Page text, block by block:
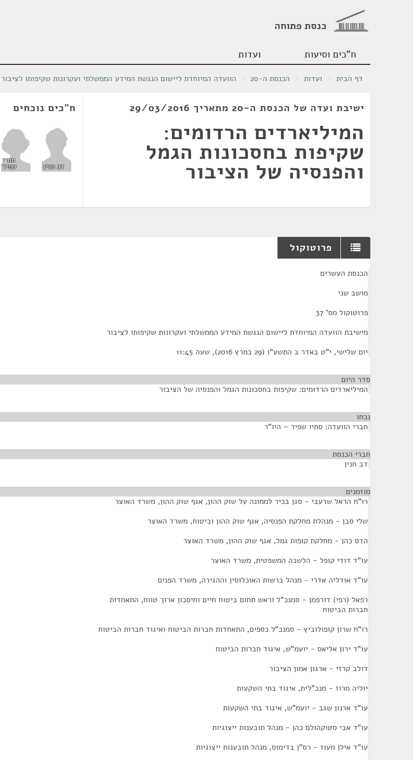
כנסת פתוחה
ח"כים וסיעות ועדות
דף הבית / ועדות / הכנסת ה-20 / הוועדה המיוחדת ליישום הנגשת המידע הממשלתי ועקרונות שקיפותו לציבור
ישיבת ועדה של הכנסת ה-20 מתאריך 29/03/2016
המיליארדים הרדומים:
שקיפות בחסכונות הגמל
והפנסיה של הציבור
ח"כים נוכחים
דב חנין
סתיו
שפיר
פרוטוקול
הכנסת העשרים
מושב שני
פרוטוקול מס' 37
מישיבת הוועדה המיוחדת ליישום הנגשת המידע הממשלתי ועקרונות שקיפותו לציבור
יום שלישי, י"ט באדר ב התשע"ו (29 במרץ 2016), שעה 11:45
סדר היום
המיליארדים הרדומים: שקיפות בחסכונות הגמל והפנסיה של הציבור
נכחו
חברי הוועדה: סתיו שפיר – היו"ר
חברי הכנסת
דב חנין
מוזמנים
רו"ח הראל שרעבי - סגן בכיר לממונה על שוק ההון, אגף שוק ההון, משרד האוצר
שלי סבן - מנהלת מחלקת הפנסיה, אגף שוק ההון וביטוח, משרד האוצר
הדס כהן - מחלקת קופות גמל, אגף שוק ההון, משרד האוצר
עו"ד דודי קופל - הלשכה המשפטית, משרד האוצר
עו"ד אודליה אדרי - מנהל ברשות האוכלוסין וההגירה, משרד הפנים
רפאל (רפי) דורפמן - סמנכ"ל וראש תחום ביטוח חיים וחיסכון ארוך טווח, התאחדות
חברות הביטוח
רו"ח שרון קופולוביץ - סמנכ"ל כספים, התאחדות חברות הביטוח ואיגוד חברות הביטוח
עו"ד ירון אליאס - יועמ"ש, איגוד חברות הביטוח
דולב קרזי - ארגון אמון הציבור
יוליה מרוז - מנכ"לית, איגוד בתי השקעות
עו"ד ארנון שגב - יועמ"ש, איגוד בתי השקעות
עו"ד אבי סטוקהולם כהן - מנהל תובענות ייצוגיות
עו"ד אילן מעוז - רס"ן בדימוס, מנהל תובענות ייצוגיות